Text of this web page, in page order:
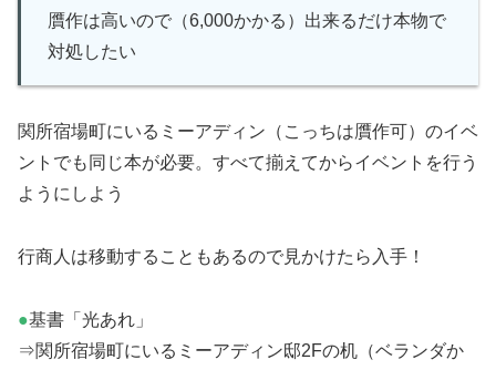
贋作は高いので（6,000かかる）出来るだけ本物で
対処したい
関所宿場町にいるミーアディン（こっちは贋作可）のイベ
ントでも同じ本が必要。すべて揃えてからイベントを行う
ようにしよう
行商人は移動することもあるので見かけたら入手！
●基書「光あれ」
⇒関所宿場町にいるミーアディン邸2Fの机（ベランダか